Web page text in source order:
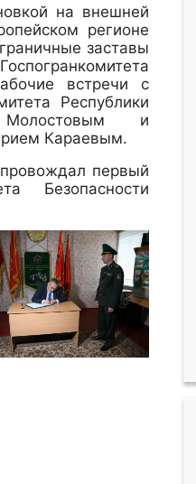
на внешней
регионе
заставы
встречи с
Республики
Молостовым и
Караевым.
первый
Безопасности